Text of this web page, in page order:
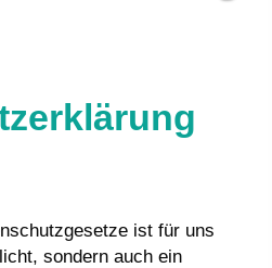
ist für uns
sondern auch ein